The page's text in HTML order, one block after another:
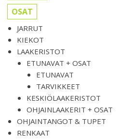
OSAT
JARRUT
KIEKOT
LAAKERISTOT
ETUNAVAT + OSAT
ETUNAVAT
TARVIKKEET
KESKIÖLAAKERISTOT
OHJAINLAAKERIT + OSAT
OHJAINTANGOT & TUPET
RENKAAT